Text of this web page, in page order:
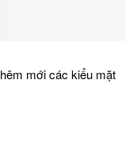
mới các kiểu mặt